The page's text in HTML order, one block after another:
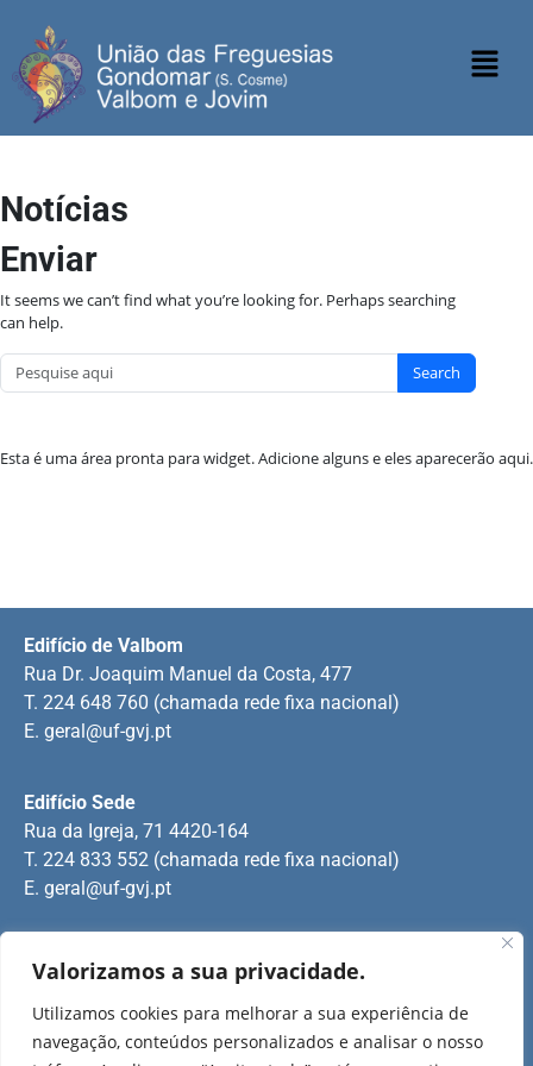
Valorizamos a sua privacidade.
Utilizamos cookies para melhorar a sua experiência de
navegação, conteúdos personalizados e analisar o nosso
Notícias
Enviar
It seems we can’t find what you’re looking for. Perhaps searching
can help.
Search
Esta é uma área pronta para widget. Adicione alguns e eles aparecerão aqui.
Edifício de Jovim
Rua Manuel Pinto Martins
T. 224 509 703 (chamada rede fixa nacional)
E.geral@uf-gvj.pt
Edifício Sede
Rua da Igreja, 71 4420-164
T. 224 833 552 (chamada rede fixa nacional)
E. geral@uf-gvj.pt
Edifício de Valbom
Rua Dr. Joaquim Manuel da Costa, 477
T. 224 648 760 (chamada rede fixa nacional)
E. geral@uf-gvj.pt